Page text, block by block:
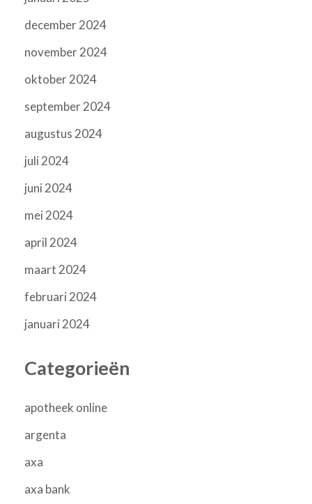
december 2024
november 2024
oktober 2024
september 2024
augustus 2024
juli 2024
juni 2024
mei 2024
april 2024
maart 2024
februari 2024
januari 2024
Categorieën
apotheek online
argenta
axa
axa bank